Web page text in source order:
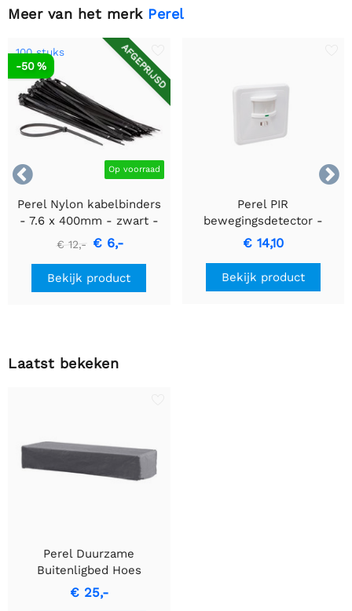
Meer van het merk Perel


AFGEPRIJSD
100 stuks
Op voorraad
-50 %
Perel Nylon kabelbinders
- 7.6 x 400mm - zwart -
100 stuks
€ 12,- € 6,-
Bekijk product
Perel PIR
bewegingsdetector -
Inbouw met
bewegingsdetectie &
inbouwontwerp
€ 14,10
Bekijk product
Laatst bekeken
Perel Duurzame
Buitenligbed Hoes
200x75x40cm
€ 25,-